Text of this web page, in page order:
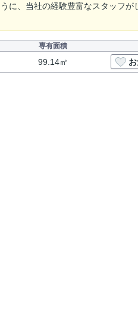
に、当社の経験豊富なスタッフが
専有面積
99.14㎡